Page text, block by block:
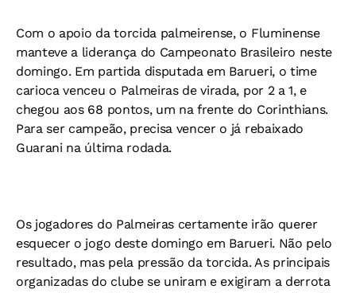
Com o apoio da torcida palmeirense, o Fluminense
manteve a liderança do Campeonato Brasileiro neste
domingo. Em partida disputada em Barueri, o time
carioca venceu o Palmeiras de virada, por 2 a 1, e
chegou aos 68 pontos, um na frente do Corinthians.
Para ser campeão, precisa vencer o já rebaixado
Guarani na última rodada.
Os jogadores do Palmeiras certamente irão querer
esquecer o jogo deste domingo em Barueri. Não pelo
resultado, mas pela pressão da torcida. As principais
organizadas do clube se uniram e exigiram a derrota